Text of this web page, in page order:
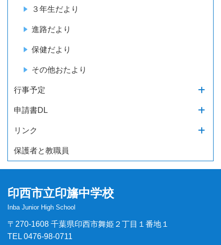
３年生だより
進路だより
保健だより
その他おたより
行事予定
申請書DL
リンク
保護者と教職員
印西市立印旛中学校
Inba Junior High School
〒270-1608 千葉県印西市舞姫２丁目１番地１
TEL 0476-98-0711